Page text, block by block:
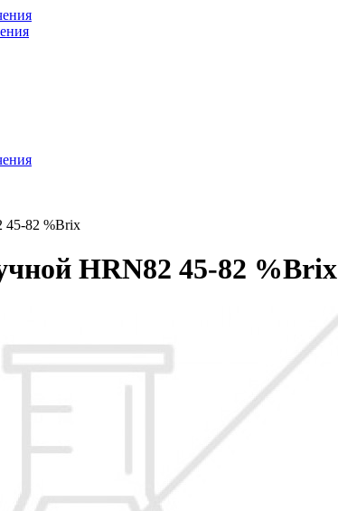
45-82 %Brix
HRN82 45-82 %Brix